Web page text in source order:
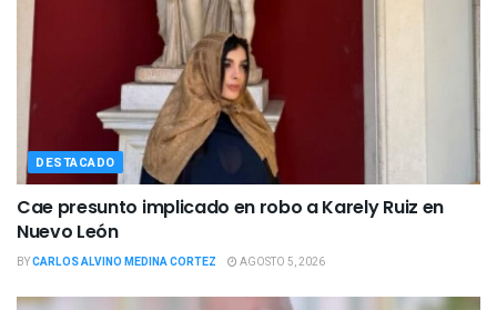
DESTACADO
Cae presunto implicado en robo a Karely Ruiz en
Nuevo León
BYCARLOS ALVINO MEDINA CORTEZ AGOSTO 5, 2026